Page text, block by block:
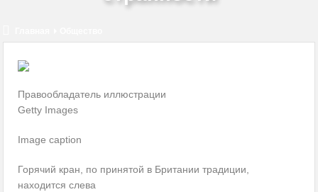
КМW вновь на службе нацистов
Оппозиция Байдену сплачивает ряды и консолидируется
2024-й: год восстановления или нестабильности?
Правообладатель иллюстрации
Getty Images
Image caption
Горячий кран, по принятой в Британии традиции,
находится слева